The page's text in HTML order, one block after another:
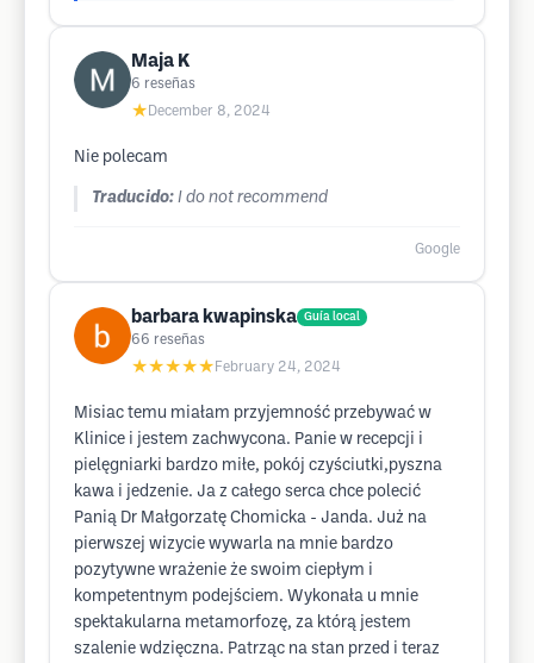
Maja K
6 reseñas
★ December 8, 2024
Nie polecam
Traducido: I do not recommend
Google
barbara kwapinska Guía local
66 reseñas
★★★★★ February 24, 2024
Misiac temu miałam przyjemność przebywać w
Klinice i jestem zachwycona. Panie w recepcji i
pielęgniarki bardzo miłe, pokój czyściutki,pyszna
kawa i jedzenie. Ja z całego serca chce polecić
Panią Dr Małgorzatę Chomicka - Janda. Już na
pierwszej wizycie wywarla na mnie bardzo
pozytywne wrażenie że swoim ciepłym i
kompetentnym podejściem. Wykonała u mnie
spektakularna metamorfozę, za którą jestem
szalenie wdzięczna. Patrząc na stan przed i teraz